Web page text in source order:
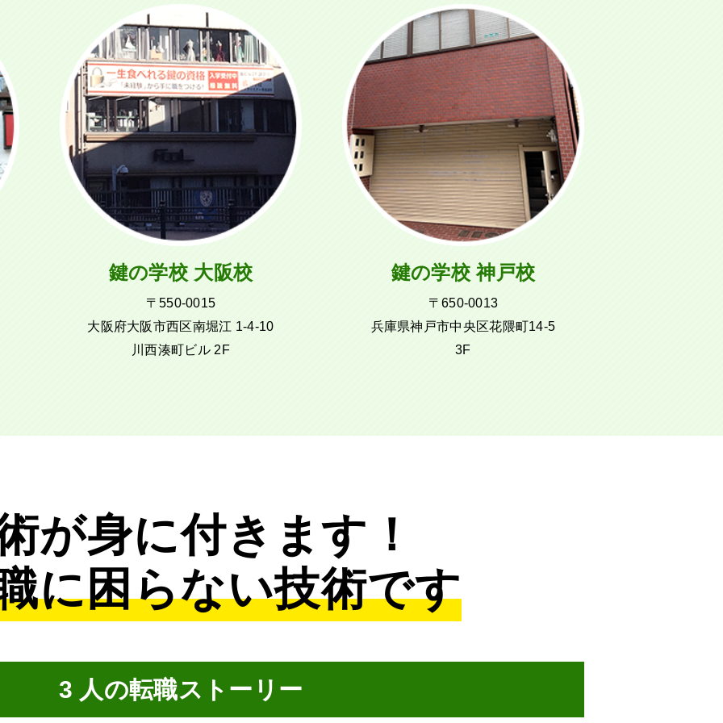
鍵の学校 大阪校
〒550-0015
大阪府大阪市西区南堀江 1-4-10
川西湊町ビル 2F
鍵の学校 神戸校
〒650-0013
兵庫県神戸市中央区花隈町14-5
3F
が身に付きます！
に困らない技術です
3 人の転職ストーリー